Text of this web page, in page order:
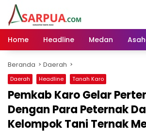
Langsung
konten
Home
Headline Medan
Beranda Daerah
Daerah Headline Tanah Karo
Pemkab Karo Gelar
Dengan Para Peternak
Kelompok Tani Ternak